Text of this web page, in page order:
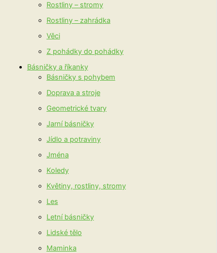
Rostliny – stromy
Rostliny – zahrádka
Věci
Z pohádky do pohádky
Básničky a říkanky
Básničky s pohybem
Doprava a stroje
Geometrické tvary
Jarní básničky
Jídlo a potraviny
Jména
Koledy
Květiny, rostliny, stromy
Les
Letní básničky
Lidské tělo
Maminka